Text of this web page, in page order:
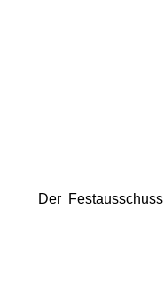
Der Festausschuss